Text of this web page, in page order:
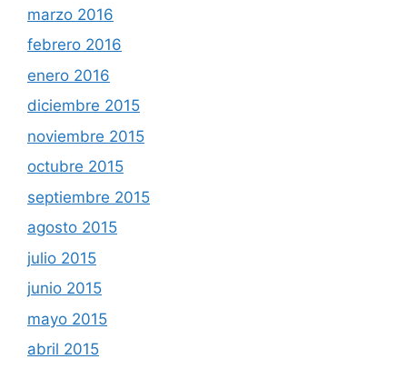
marzo 2016
febrero 2016
enero 2016
diciembre 2015
noviembre 2015
octubre 2015
septiembre 2015
agosto 2015
julio 2015
junio 2015
mayo 2015
abril 2015